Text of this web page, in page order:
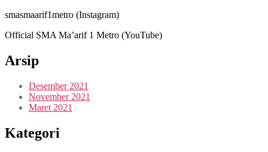
smasmaarif1metro (Instagram)
Official SMA Ma’arif 1 Metro (YouTube)
Arsip
Desember 2021
November 2021
Maret 2021
Kategori